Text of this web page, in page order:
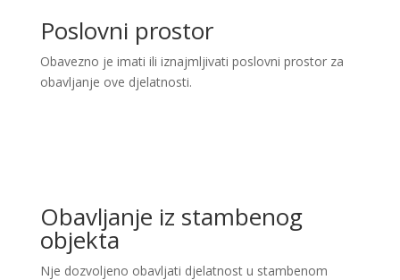
Poslovni prostor
Obavezno je imati ili iznajmljivati poslovni prostor za
obavljanje ove djelatnosti.
Obavljanje iz stambenog
objekta
Nje dozvoljeno obavljati djelatnost u stambenom